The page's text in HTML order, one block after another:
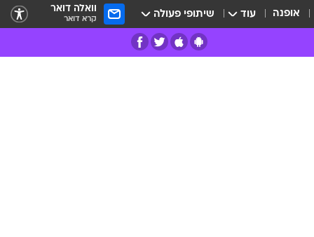
אופנה עוד שיתופי פעולה וואלה דואר
קרא דואר